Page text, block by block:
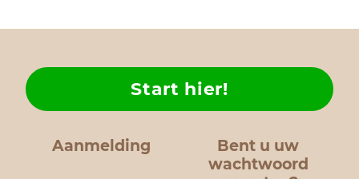
Aanmelding
Bent u uw
wachtwoord
Start hier!